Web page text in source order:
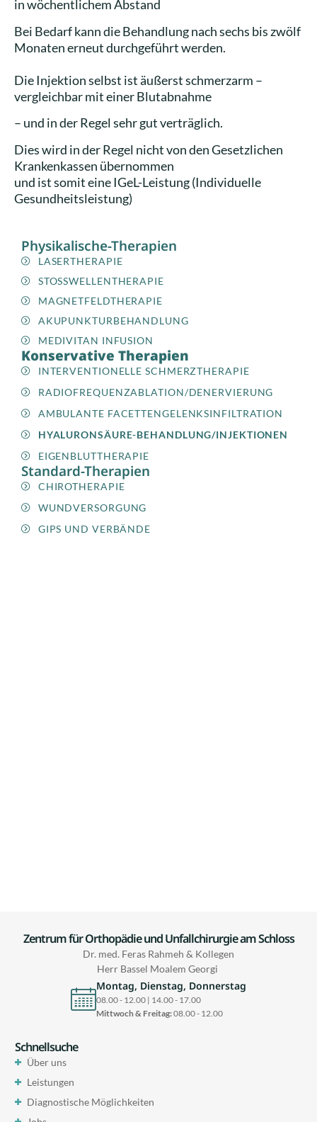
in wöchentlichem Abstand
Bei Bedarf kann die Behandlung nach sechs bis zwölf
Monaten erneut durchgeführt werden.
Die Injektion selbst ist äußerst schmerzarm –
vergleichbar mit einer Blutabnahme
– und in der Regel sehr gut verträglich.
Dies wird in der Regel nicht von den Gesetzlichen
Krankenkassen übernommen
und ist somit eine IGeL-Leistung (Individuelle
Gesundheitsleistung)
Physikalische-Therapien​
LASERTHERAPIE
STOSSWELLENTHERAPIE
MAGNETFELDTHERAPIE
AKUPUNKTURBEHANDLUNG
MEDIVITAN INFUSION
Konservative Therapien
INTERVENTIONELLE SCHMERZTHERAPIE
RADIOFREQUENZABLATION/DENERVIERUNG
AMBULANTE FACETTENGELENKSINFILTRATION
HYALURONSÄURE-BEHANDLUNG/INJEKTIONEN
EIGENBLUTTHERAPIE
Standard-Therapien
CHIROTHERAPIE
WUNDVERSORGUNG
GIPS UND VERBÄNDE
Zentrum für Orthopädie und Unfallchirurgie am Schloss
Dr. med. Feras Rahmeh & Kollegen
Herr Bassel Moalem Georgi
Montag, Dienstag, Donnerstag
08.00 - 12.00 | 14.00 - 17.00
Mittwoch & Freitag:08.00 - 12.00
Schnellsuche
Über uns
Leistungen
Diagnostische Möglichkeiten